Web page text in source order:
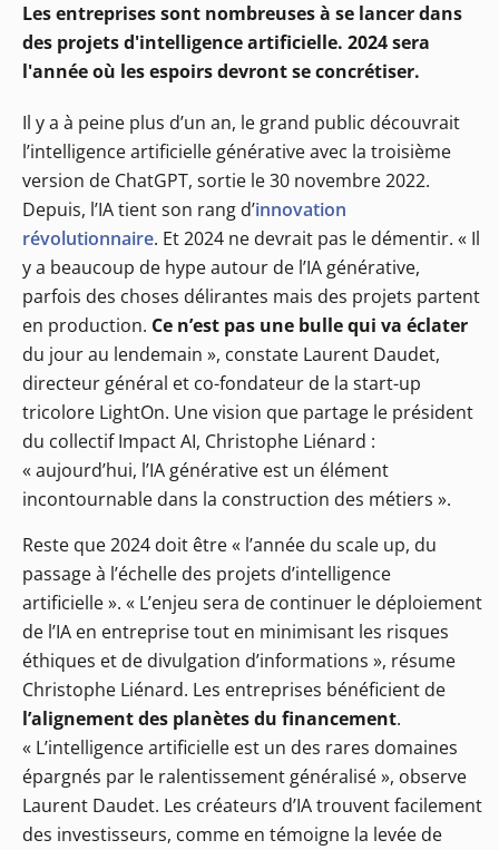
Les entreprises sont nombreuses à se lancer dans
des projets d'intelligence artificielle. 2024 sera
l'année où les espoirs devront se concrétiser.
Il y a à peine plus d’un an, le grand public découvrait
l’intelligence artificielle générative avec la troisième
version de ChatGPT, sortie le 30 novembre 2022.
Depuis, l’IA tient son rang d’innovation
révolutionnaire. Et 2024 ne devrait pas le démentir. « Il
y a beaucoup de hype autour de l’IA générative,
parfois des choses délirantes mais des projets partent
en production. Ce n’est pas une bulle qui va éclater
du jour au lendemain », constate Laurent Daudet,
directeur général et co-fondateur de la start-up
tricolore LightOn. Une vision que partage le président
du collectif Impact AI, Christophe Liénard :
« aujourd’hui, l’IA générative est un élément
incontournable dans la construction des métiers ».
Reste que 2024 doit être « l’année du scale up, du
passage à l’échelle des projets d’intelligence
artificielle ». « L’enjeu sera de continuer le déploiement
de l’IA en entreprise tout en minimisant les risques
éthiques et de divulgation d’informations », résume
Christophe Liénard. Les entreprises bénéficient de
l’alignement des planètes du financement.
« L’intelligence artificielle est un des rares domaines
épargnés par le ralentissement généralisé », observe
Laurent Daudet. Les créateurs d’IA trouvent facilement
des investisseurs, comme en témoigne la levée de